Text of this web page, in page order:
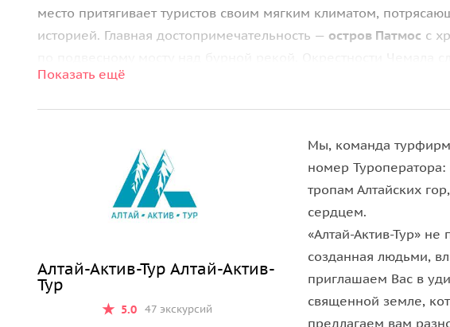
место притягивает туристов своим мягким климатом,
историей. Главная достопримечательность — остров Патмос с
уникальными природными объектами. Это идеальное место для
Показать ещё
Алтай-Актив-Тур Алтай-Актив-
Тур
5.0 47 экскурсий
Мы, команда
номер
тропам Алтайских
сердцем.
«Алтай-Актив-Тур»
созданная людьми,
приглашаем Вас в
священной земле,
предлагаем вам